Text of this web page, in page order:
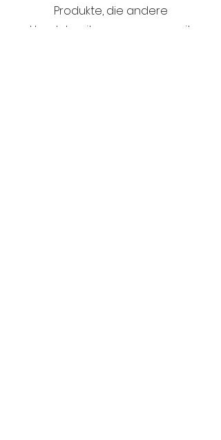
Produkte, die andere
Hundebesitzer zusammen mit